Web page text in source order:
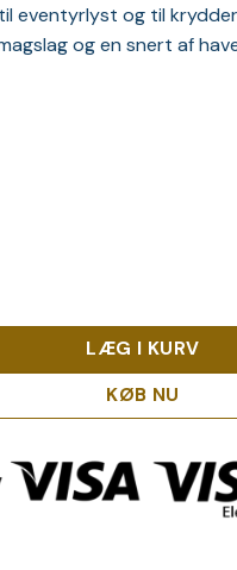
eventyrlyst og til
og en snert af
Frigate Jylland antal
LÆG I KURV
KØB NU